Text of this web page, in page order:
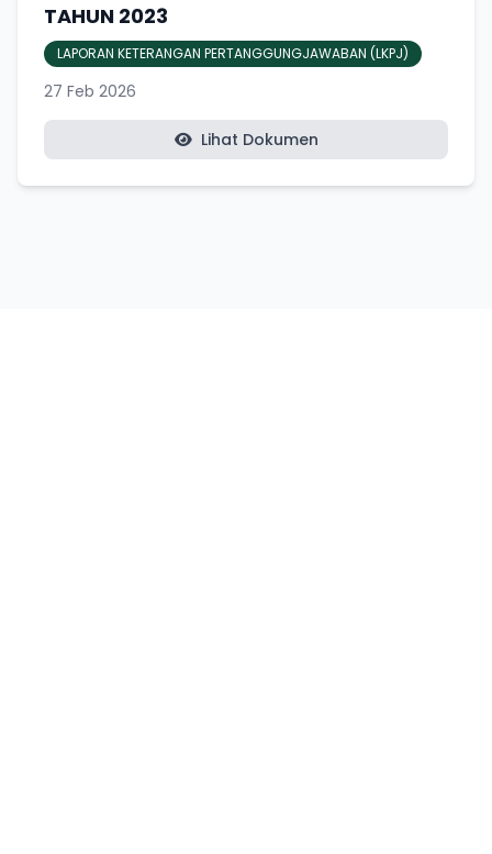
TAHUN 2023
LAPORAN KETERANGAN PERTANGGUNGJAWABAN (LKPJ)
27 Feb 2026
Lihat Dokumen